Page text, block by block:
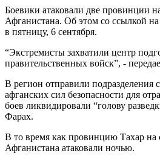
Боевики атаковали две провинции
Афганистана. Об этом со ссылкой
в пятницу, 6 сентября.
“Экстремисты захватили центр
правительственных войск”, -
В регион отправили подразделения
афганских сил безопасности для
боев ликвидировали “голову
Фарах.
В то время как провинцию Тахар на
Афганистана атаковали ночью.